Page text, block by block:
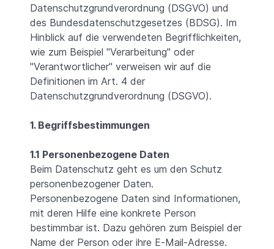
Datenschutzgrundverordnung (DSGVO) und
des Bundesdatenschutzgesetzes (BDSG). Im
Hinblick auf die verwendeten Begrifflichkeiten,
wie zum Beispiel "Verarbeitung" oder
"Verantwortlicher" verweisen wir auf die
Definitionen im Art. 4 der
Datenschutzgrundverordnung (DSGVO).
1. Begriffsbestimmungen
1.1 Personenbezogene Daten
Beim Datenschutz geht es um den Schutz
personenbezogener Daten.
Personenbezogene Daten sind Informationen,
mit deren Hilfe eine konkrete Person
bestimmbar ist. Dazu gehören zum Beispiel der
Name der Person oder ihre E-Mail-Adresse.